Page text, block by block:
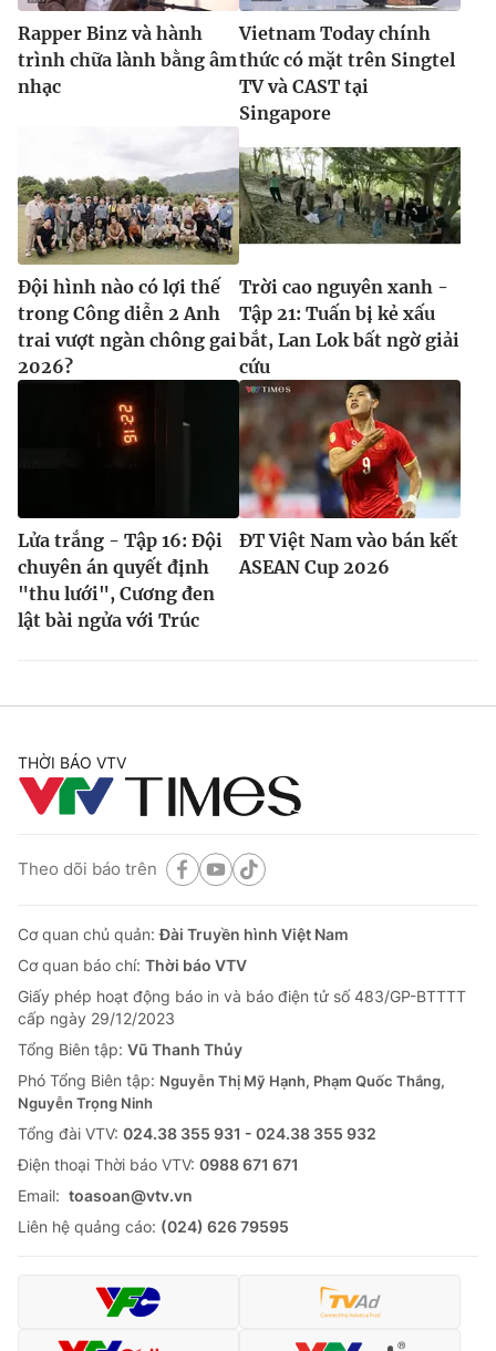
Rapper Binz và hành
trình chữa lành bằng âm
nhạc
Vietnam Today chính
thức có mặt trên Singtel
TV và CAST tại
Singapore
Đội hình nào có lợi thế
trong Công diễn 2 Anh
trai vượt ngàn chông gai
2026?
Trời cao nguyên xanh -
Tập 21: Tuấn bị kẻ xấu
bắt, Lan Lok bất ngờ giải
cứu
Lửa trắng - Tập 16: Đội
chuyên án quyết định
"thu lưới", Cương đen
lật bài ngửa với Trúc
ĐT Việt Nam vào bán kết
ASEAN Cup 2026
THỜI BÁO VTV
Theo dõi báo trên
Cơ quan chủ quản:Đài Truyền hình Việt Nam
Cơ quan báo chí: Thời báo VTV
Giấy phép hoạt động báo in và báo điện tử số 483/GP-BTTTT
cấp ngày 29/12/2023
Tổng Biên tập: Vũ Thanh Thủy
Phó Tổng Biên tập: Nguyễn Thị Mỹ Hạnh, Phạm Quốc Thắng,
Nguyễn Trọng Ninh
Tổng đài VTV: 024.38 355 931 - 024.38 355 932
Ðiện thoại Thời báo VTV: 0988 671 671
Email: toasoan@vtv.vn
Liên hệ quảng cáo: (024) 626 79595